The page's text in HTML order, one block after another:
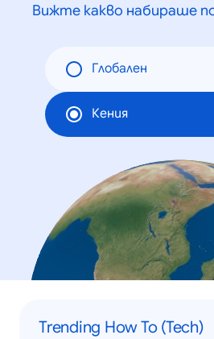
Вижте какво набираше
Глобален
Кения
Trending How To (Tech)